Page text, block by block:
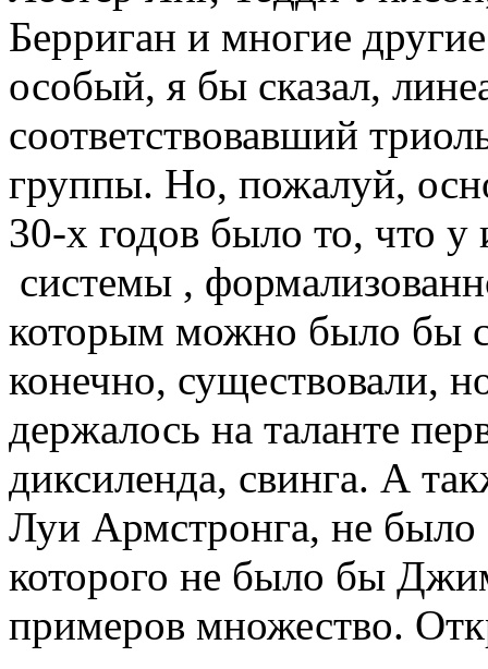
Берриган и многие
особый, я бы сказал,
соответствовавший
группы. Но, пожалуй,
30-х годов было то, что
системы ,
которым можно было бы
конечно, существовали,
держалось на таланте
диксиленда, свинга. А
Луи Армстронга, не было
которого не было бы
примеров множество.